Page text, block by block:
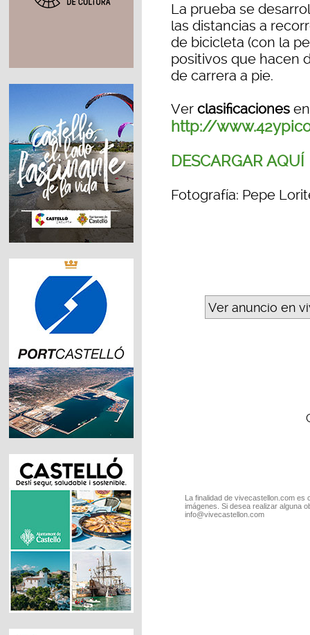
La prueba se
las distancias a
de bicicleta (con la
positivos que hacen
de carrera a pie.
Ver clasificaciones
http://
DESCARGAR AQUÍ
Fotografía: Pepe
Ver anuncio en
La finalidad de vivecastellon.com
imágenes. Si desea realizar alguna
info@vivecastellon.com